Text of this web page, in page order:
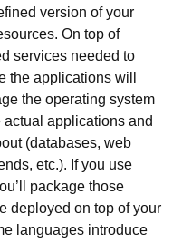
version of your
On top of
services needed to
the applications will
the operating system
applications and
(databases, web
etc.). If you use
package those
deployed on top of your
languages introduce